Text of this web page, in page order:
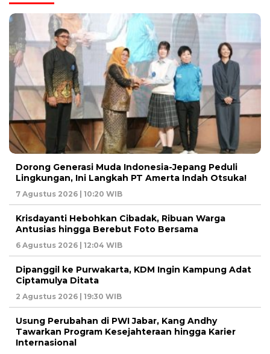
Dorong Generasi Muda Indonesia-Jepang Peduli
Lingkungan, Ini Langkah PT Amerta Indah Otsuka!
7 Agustus 2026 | 10:20 WIB
Krisdayanti Hebohkan Cibadak, Ribuan Warga
Antusias hingga Berebut Foto Bersama
6 Agustus 2026 | 12:04 WIB
Dipanggil ke Purwakarta, KDM Ingin Kampung Adat
Ciptamulya Ditata
2 Agustus 2026 | 19:30 WIB
Usung Perubahan di PWI Jabar, Kang Andhy
Tawarkan Program Kesejahteraan hingga Karier
Internasional